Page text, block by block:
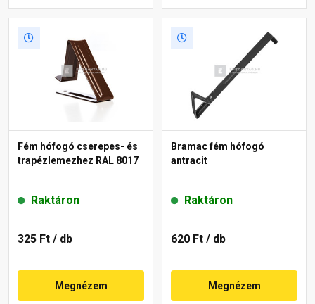
Fém hófogó cserepes- és
trapézlemezhez RAL 8017
Raktáron
325 Ft / db
Megnézem
Bramac fém hófogó
antracit
Raktáron
620 Ft / db
Megnézem